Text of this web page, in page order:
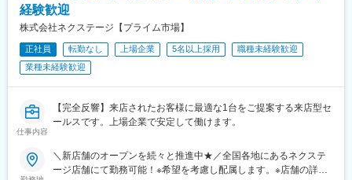
妙興寺駅、北岡崎駅、美合駅、豊明駅、江南駅(愛知県)、神領駅、
高蔵寺駅、西尾駅、鳴海駅、塩釜口駅、石浜駅、日進駅(愛知県)、
駅(名古屋市営)、男川駅、上社駅、伊勢朝日駅、小古曽駅、六軒駅
(三重県)、千里駅(三重県)、鼓ケ浦駅、南草津駅、五箇荘駅、彦根
田駅、香里園駅、萩原天神駅、寝屋川市駅、摂津駅、土師ノ里
駅、箕面萱野駅、宮之阪駅、西新町駅、道場南口駅、土山駅、出
東山公園駅(鳥取県)、東松江駅(島根県)、清輝橋駅、福井駅(岡山
県)、早島駅、安芸中野駅、山陽女学園前駅、牛田駅(広島県)、神
辺駅、東福山駅、山口駅(山口県)、防府駅、吉成駅、丸亀駅、円座
経験歓迎
株式会社ネクステージ【プライム市場】
正社員 転勤なし 上場企業 5名以上採用
職種未経験歓迎
業種未経験歓迎
仕事内容
【完全反響】来店されたお客様に最適な1台をご提案する来店型セ
ールスです。上場企業で安定して働けます。
＼新店舗のオープンを続々と推進中★／全国各地にあるネクステ
ージ店舗にて勤務可能！※希望を考慮し配属します。※店舗の詳細